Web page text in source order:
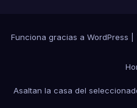
Funciona gracias a WordPress
Asaltan la casa del